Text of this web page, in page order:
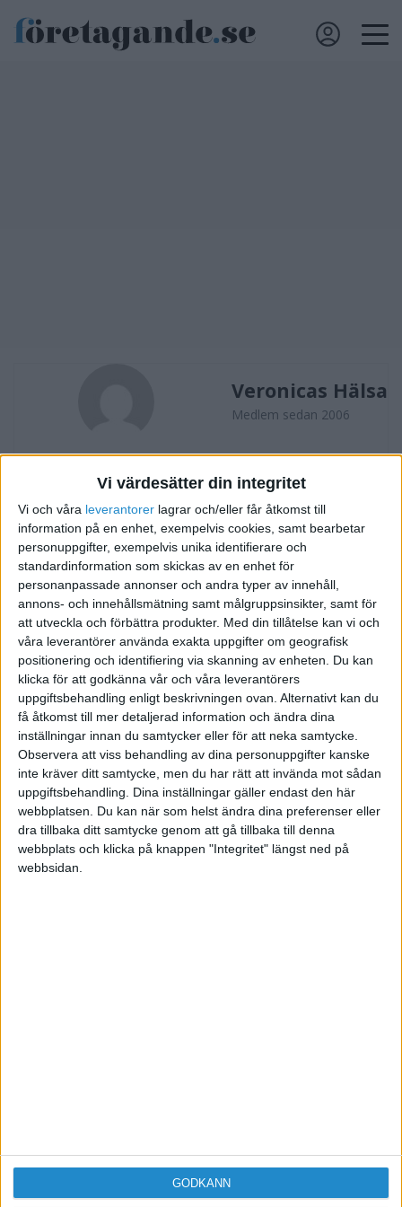
Vi värdesätter din integritet
Vi och våra leverantorer lagrar och/eller får åtkomst till
information på en enhet, exempelvis cookies, samt bearbetar
personuppgifter, exempelvis unika identifierare och
standardinformation som skickas av en enhet för
personanpassade annonser och andra typer av innehåll,
annons- och innehållsmätning samt målgruppsinsikter, samt för
att utveckla och förbättra produkter. Med din tillåtelse kan vi och
våra leverantörer använda exakta uppgifter om geografisk
positionering och identifiering via skanning av enheten. Du kan
klicka för att godkänna vår och våra leverantörers
uppgiftsbehandling enligt beskrivningen ovan. Alternativt kan du
få åtkomst till mer detaljerad information och ändra dina
inställningar innan du samtycker eller för att neka samtycke.
Observera att viss behandling av dina personuppgifter kanske
inte kräver ditt samtycke, men du har rätt att invända mot sådan
uppgiftsbehandling. Dina inställningar gäller endast den här
webbplatsen. Du kan när som helst ändra dina preferenser eller
dra tillbaka ditt samtycke genom att gå tillbaka till denna
webbplats och klicka på knappen "Integritet" längst ned på
webbsidan.
GODKÄNN
Veronicas Hälsa
Medlem sedan 2006
FORUMAKTIVITET
Medelantal anställda
Svar
i Bokföring forum, Skatter och
Företagsformer
Friskvård och Arbetslivsinriktad rehabilitering
Tråd i Presentera dig och ditt företag
för 20 år sedan